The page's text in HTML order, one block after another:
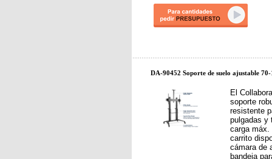
DA-90452 Soporte de suelo ajustable
El
soporte
resistente
pulgadas y
carga máx.
carrito
cámara de
bandeja